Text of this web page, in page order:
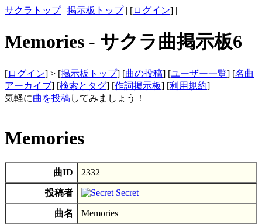
サクラトップ| 掲示板トップ| [ログイン] |
Memories - サクラ曲掲示板6
[ログイン] > [掲示板トップ] [曲の投稿] [ユーザー一覧] [名曲
アーカイブ] [検索とタグ] [作詞掲示板] [利用規約]
気軽に曲を投稿してみましょう！
Memories
曲ID 2332
投稿者 Secret
曲名 Memories